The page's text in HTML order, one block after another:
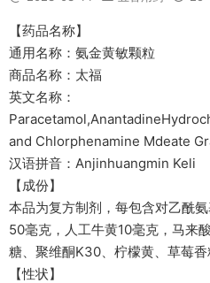
【药品名称】
通用名称：氨金黄敏颗粒
商品名称：太福
英文名称：
and Chlorphenamine Mdeate
汉语拼音：Anjinhuangmin Keli
【成份】
本品为复方制剂，每包含对乙酰
50毫克，人工牛黄10毫克，马来
糖、聚维酮K30、柠檬黄、草莓香
【性状】